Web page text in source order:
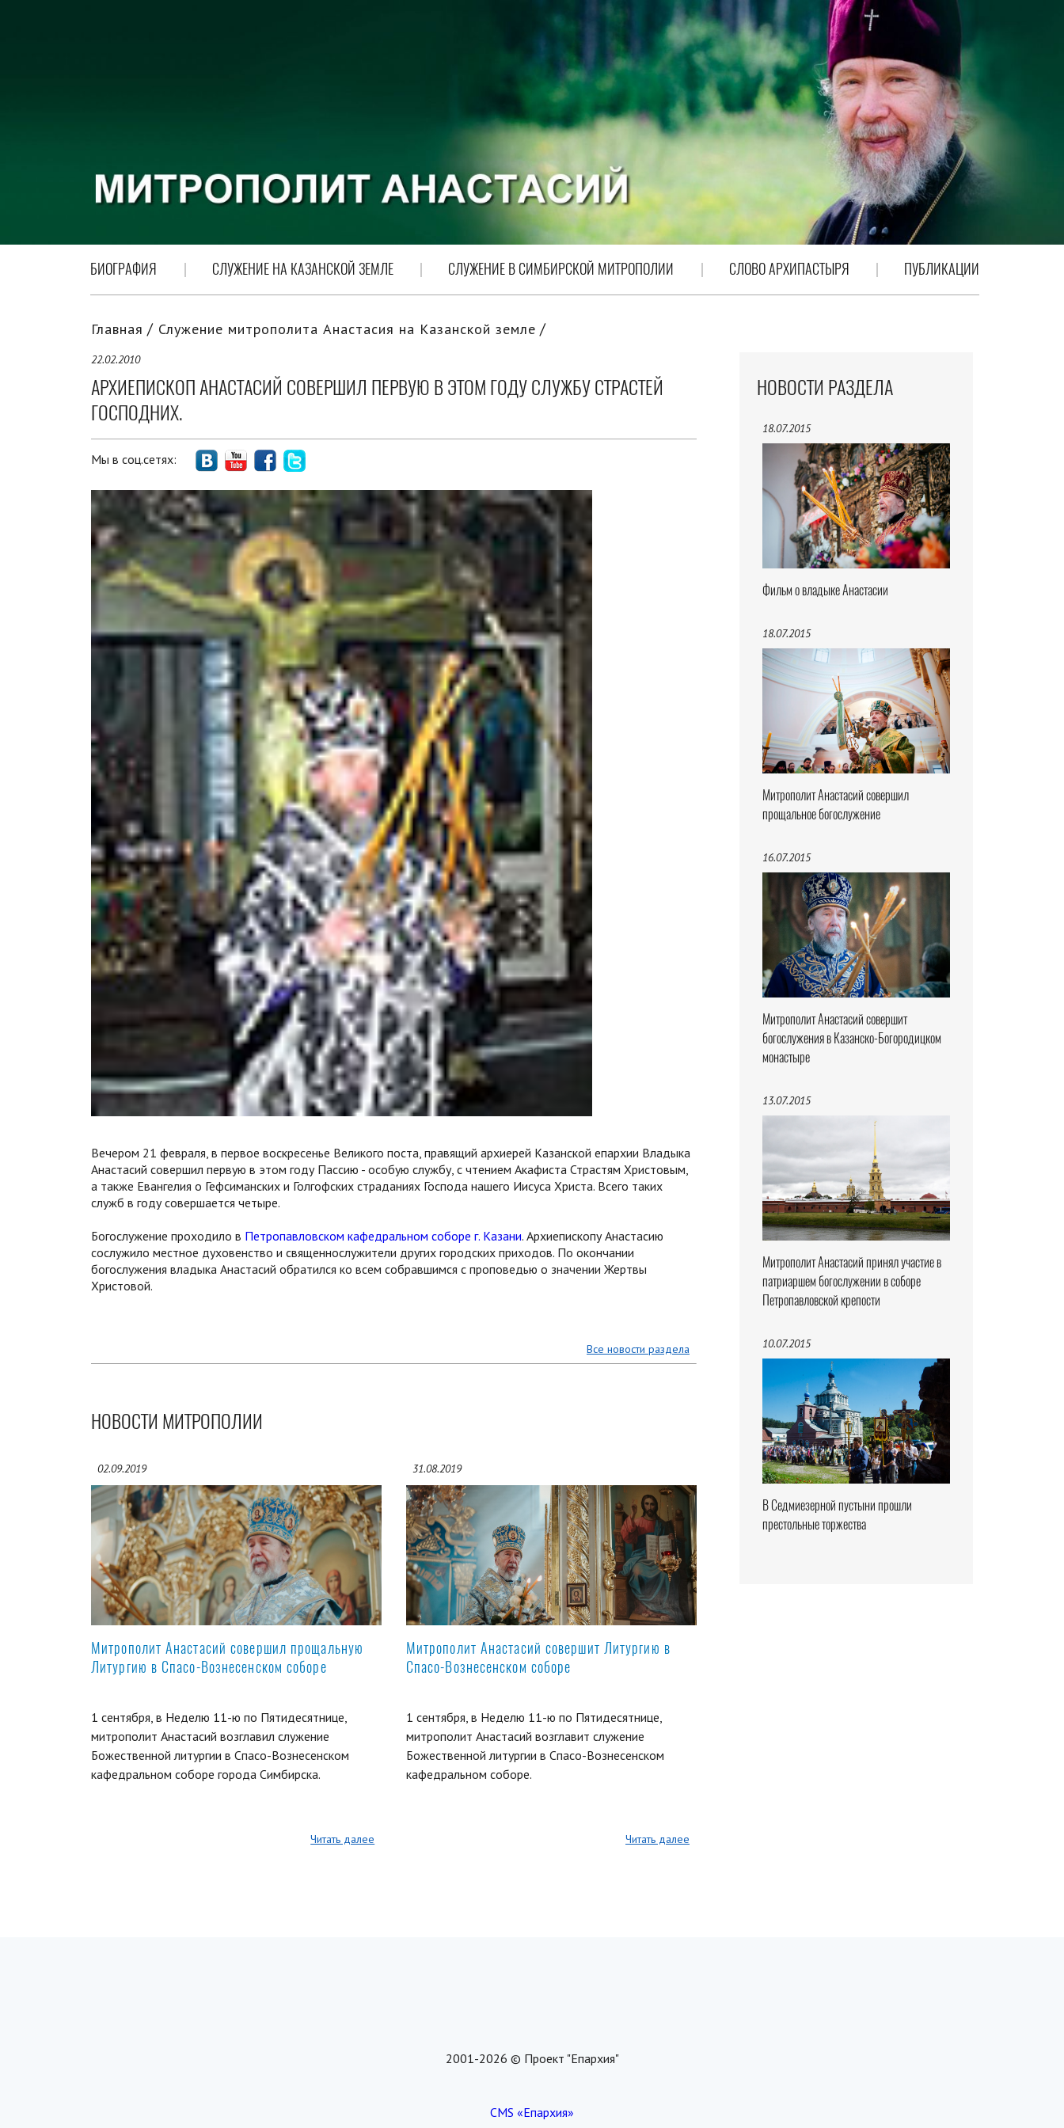
БИОГРАФИЯ СЛУЖЕНИЕ НА КАЗАНСКОЙ ЗЕМЛЕ СЛУЖЕНИЕ В СИМБИРСКОЙ МИТРОПОЛИИ СЛОВО АРХИПАСТЫРЯ ПУБЛИКАЦИИ
НОВОСТИ РАЗДЕЛА
18.07.2015
Фильм о владыке Анастасии
18.07.2015
Митрополит Анастасий совершил
прощальное богослужение
16.07.2015
Митрополит Анастасий совершит
богослужения в Казанско-Богородицком
монастыре
13.07.2015
Митрополит Анастасий принял участие в
патриаршем богослужении в соборе
Петропавловской крепости
10.07.2015
В Седмиезерной пустыни прошли
престольные торжества
Главная Служение митрополита Анастасия на Казанской земле
22.02.2010
АРХИЕПИСКОП АНАСТАСИЙ СОВЕРШИЛ ПЕРВУЮ В ЭТОМ ГОДУ СЛУЖБУ СТРАСТЕЙ
ГОСПОДНИХ.
Мы в соц.сетях:
Вечером 21 февраля, в первое воскресенье Великого поста, правящий архиерей Казанской епархии Владыка
Анастасий совершил первую в этом году Пассию - особую службу, с чтением Акафиста Страстям Христовым,
а также Евангелия о Гефсиманских и Голгофских страданиях Господа нашего Иисуса Христа. Всего таких
служб в году совершается четыре.
Богослужение проходило в Петропавловском кафедральном соборе г. Казани. Архиепископу Анастасию
сослужило местное духовенство и священнослужители других городских приходов. По окончании
богослужения владыка Анастасий обратился ко всем собравшимся с проповедью о значении Жертвы
Христовой.
Все новости раздела
НОВОСТИ МИТРОПОЛИИ
02.09.2019
Митрополит Анастасий совершил прощальную
Литургию в Спасо-Вознесенском соборе
1 сентября, в Неделю 11-ю по Пятидесятнице,
митрополит Анастасий возглавил служение
Божественной литургии в Спасо-Вознесенском
кафедральном соборе города Симбирска.
Читать далее
31.08.2019
Митрополит Анастасий совершит Литургию в
Спасо-Вознесенском соборе
1 сентября, в Неделю 11-ю по Пятидесятнице,
митрополит Анастасий возглавит служение
Божественной литургии в Спасо-Вознесенском
кафедральном соборе.
Читать далее
2001-2026 © Проект "Епархия"
CMS «Епархия»